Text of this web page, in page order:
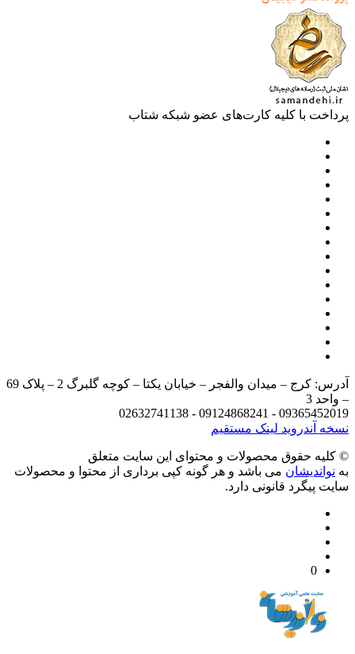
با کلیه کارت‌های عضو شبکه شتاب
آدرس: کرج – میدان والفجر – خیابان یکتا – کوچه گلبرگ 2 – پلاک 69
3
09365452019 - 09124868241 -
آندرویدلینک مستقیم
حقوق محصولات و محتوای اين سایت متعلق
می باشد و هر گونه کپی برداری از محتوا و محصولات
پیگرد قانونی دارد.